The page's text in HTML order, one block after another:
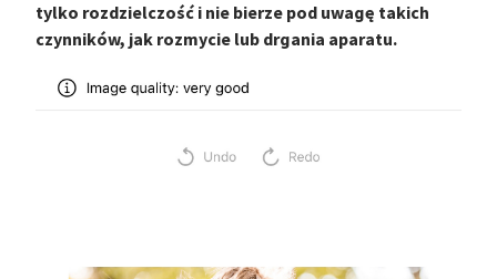
tylko rozdzielczość i nie bierze pod uwagę takich
czynników, jak rozmycie lub drgania aparatu.